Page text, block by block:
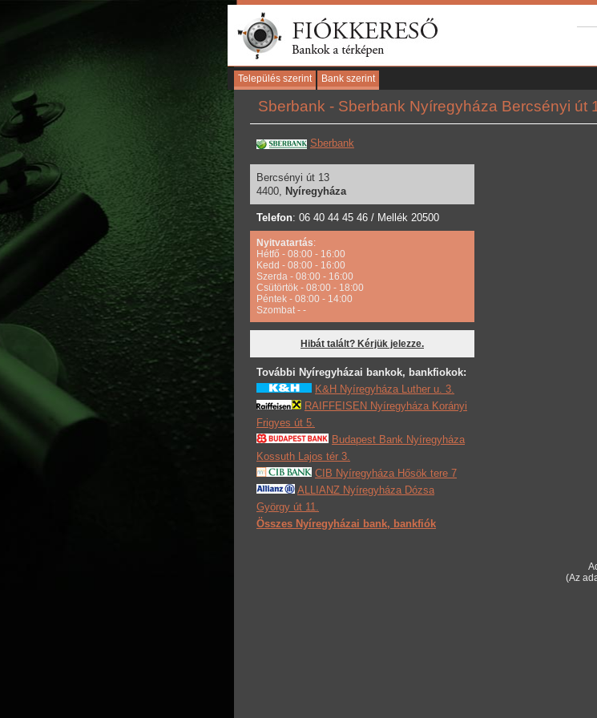
Település szerint Bank szerint
Sberbank - Sberbank Nyíregyháza Bercsényi út
(Az
Sberbank
Bercsényi út 13
4400, Nyíregyháza
Telefon: 06 40 44 45 46 / Mellék 20500
Nyitvatartás:
Hétfő - 08:00 - 16:00
Kedd - 08:00 - 16:00
Szerda - 08:00 - 16:00
Csütörtök - 08:00 - 18:00
Péntek - 08:00 - 14:00
Szombat - -
Hibát talált? Kérjük jelezze.
További Nyíregyházai bankok, bankfiokok:
K&H Nyíregyháza Luther u. 3.
RAIFFEISEN Nyíregyháza Korányi
Frigyes út 5.
Budapest Bank Nyíregyháza
Kossuth Lajos tér 3.
CIB Nyíregyháza Hősök tere 7
ALLIANZ Nyíregyháza Dózsa
György út 11.
Összes Nyíregyházai bank, bankfiók